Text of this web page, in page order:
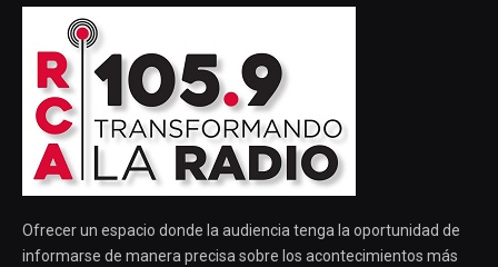
Ofrecer un espacio donde la audiencia tenga la oportunidad de
informarse de manera precisa sobre los acontecimientos más